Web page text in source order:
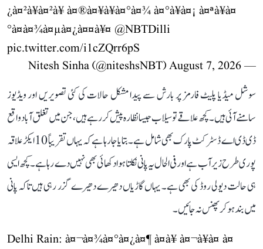
¿à¤²à¥à¤²à¥ à¤®à¤¥à¥à¤°à¤¾ à¤°à¥à¤¡ à¤ªà¥à¤
°à¤­à¤¾à¤µà¤¿à¤¤à¥¤ @NBTDilli
pic.twitter.com/i1cZQrr6pS
— Nitesh Sinha (@niteshsNBT)
August 7, 2026
سوشل میڈیا پلیٹ فارمز پر بارش سے پیدا مشکل حالات کی کئی تصویریں اور ویڈیوز
سامنے آئی ہیں۔ کچھ علاقے تو سیلاب جیسا نظارہ پیش کر رہے ہیں، جن میں تغلق آباد واقع
ڈی ڈی اے ڈسٹرکٹ پارک بھی شامل ہے۔ بتایا جا رہا ہے کہ یہاں تقریباً 10 ایکڑ علاقہ
پوری طرح زیر آب ہے اور فی الحال یہ پانی نکلتا ہوا دکھائی بھی نہیں دے رہا ہے۔ کچھ ایسی
ہی حالت دیولی روڈ کی بھی ہے۔ یہاں گاڑیاں دھیرے دھیرے گزر رہی ہیں تاکہ پانی
میں بند ہو کر پھنس نہ جائیں۔
Delhi Rain: à¤¬à¤¾à¤°à¤¿à¤¶ à¤à¥ à¤¬à¥à¤ à¤